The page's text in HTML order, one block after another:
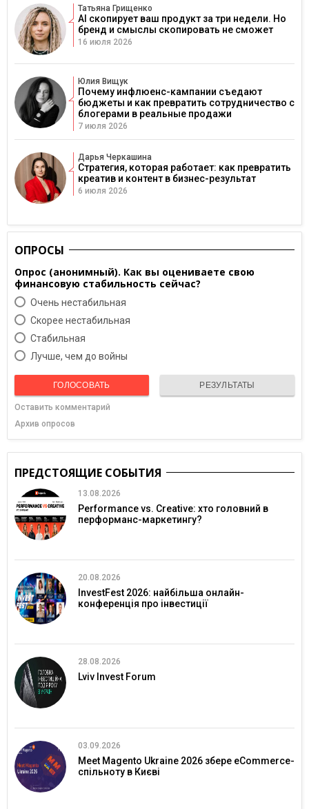
Татьяна Грищенко
AI скопирует ваш продукт за три недели. Но
бренд и смыслы скопировать не сможет
16 июля 2026
Юлия Вищук
Почему инфлюенс-кампании съедают
бюджеты и как превратить сотрудничество с
блогерами в реальные продажи
7 июля 2026
Дарья Черкашина
Стратегия, которая работает: как превратить
креатив и контент в бизнес-результат
6 июля 2026
ОПРОСЫ
Опрос (анонимный). Как вы оцениваете свою
финансовую стабильность сейчас?
Очень нестабильная
Скорее нестабильная
Cтабильная
Лучше, чем до войны
ГОЛОСОВАТЬ РЕЗУЛЬТАТЫ
Оставить комментарий
Архив опросов
ПРЕДСТОЯЩИЕ СОБЫТИЯ
13.08.2026
Performance vs. Creative: хто головний в
перформанс-маркетингу?
20.08.2026
InvestFest 2026: найбільша онлайн-
конференція про інвестиції
28.08.2026
Lviv Invest Forum
03.09.2026
Meet Magento Ukraine 2026 збере eCommerce-
спільноту в Києві